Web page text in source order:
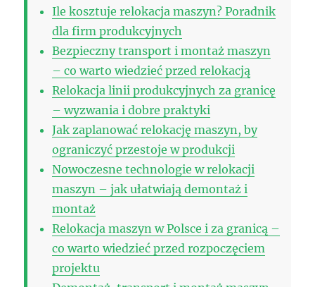
Ile kosztuje relokacja maszyn? Poradnik
dla firm produkcyjnych
Bezpieczny transport i montaż maszyn
– co warto wiedzieć przed relokacją
Relokacja linii produkcyjnych za granicę
– wyzwania i dobre praktyki
Jak zaplanować relokację maszyn, by
ograniczyć przestoje w produkcji
Nowoczesne technologie w relokacji
maszyn – jak ułatwiają demontaż i
montaż
Relokacja maszyn w Polsce i za granicą –
co warto wiedzieć przed rozpoczęciem
projektu